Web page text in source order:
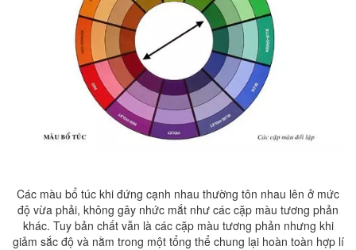
Các màu bổ túc khi đứng cạnh nhau thường tôn nhau lên ở mức
độ vừa phải, không gây nhức mắt như các cặp màu tương phản
khác. Tuy bản chất vẫn là các cặp màu tương phản nhưng khi
giảm sắc độ và nằm trong một tổng thể chung lại hoàn toàn hợp lí